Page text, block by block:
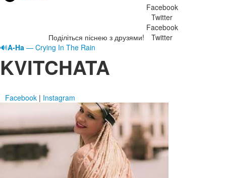
Поділіться піснею з друзями!
Facebook
Twitter
Facebook
Twitter
🔊A-Ha — Crying In The Rain
KVITCHATA
Facebook | Instagram